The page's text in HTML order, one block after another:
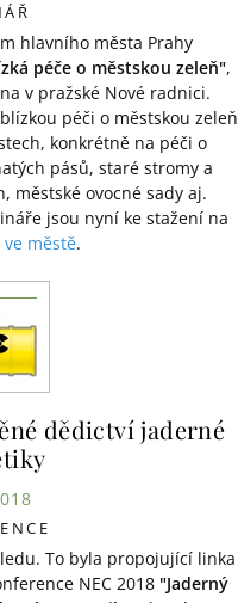
hlavního města Prahy
péče o městskou zeleň",
v pražské Nové radnici.
péči o městskou zeleň
konkrétně na péči o
pásů, staré stromy a
městské ovocné sady aj.
jsou nyní ke stažení na
městě.
dědictví jaderné
To byla propojující linka
NEC 2018 "Jaderný